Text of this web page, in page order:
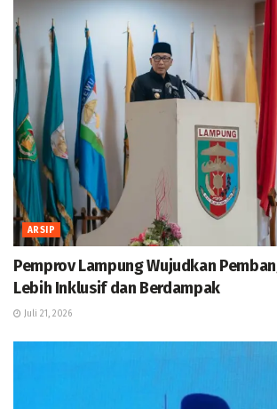
ARSIP
Pemprov Lampung Wujudkan
Lebih Inklusif dan Berdampak
Juli 21, 2026